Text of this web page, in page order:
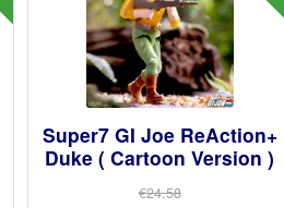
Super7 GI Joe ReAction+
Duke ( Cartoon Version )
€24.58